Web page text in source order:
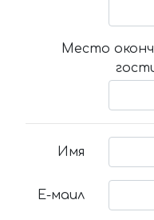
Место
Имя
Е-маил